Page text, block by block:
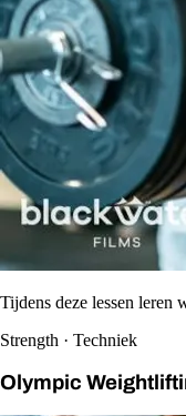
Tijdens deze lessen leren
Strength · Techniek
Olympic